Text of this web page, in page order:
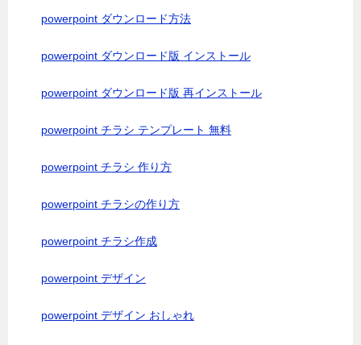
powerpoint ダウンロード方法
powerpoint ダウンロード版 インストール
powerpoint ダウンロード版 再インストール
powerpoint チラシ テンプレート 無料
powerpoint チラシ 作り方
powerpoint チラシの作り方
powerpoint チラシ作成
powerpoint デザイン
powerpoint デザイン おしゃれ